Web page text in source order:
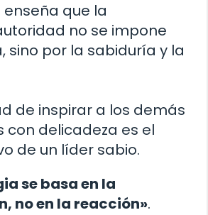
enseña que la
no se impone
sino por la sabiduría y la
de inspirar a los demás
con delicadeza es el
de un líder sabio.
se basa en la
no en la reacción».